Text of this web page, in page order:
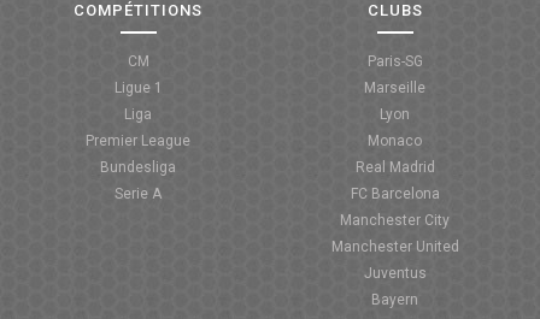
COMPÉTITIONS
CM
Ligue 1
Liga
Premier League
Bundesliga
Serie A
CLUBS
Paris-SG
Marseille
Lyon
Monaco
Real Madrid
FC Barcelona
Manchester City
Manchester United
Juventus
Bayern